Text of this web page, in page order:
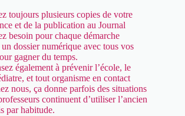
toujours plusieurs copies de votre
et de la publication au Journal
besoin pour chaque démarche
dossier numérique avec tous vos
gagner du temps.
également à prévenir l’école, le
et tout organisme en contact
nous, ça donne parfois des situations
continuent d’utiliser l’ancien
par habitude.